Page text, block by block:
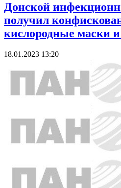
Донской
получил
кислородные маски
18.01.2023 13:20